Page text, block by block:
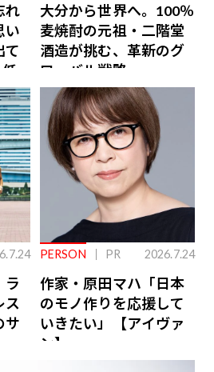
れ
い
て
ナ
大分から世界へ。100％
麦焼酎の元祖・二階堂
酒造が挑む、革新のグ
ローバル戦略
ラ
ス
サ
PERSON PR 2026.7.24
作家・原田マハ「日本
のモノ作りを応援して
いきたい」【アイヴァ
ン】